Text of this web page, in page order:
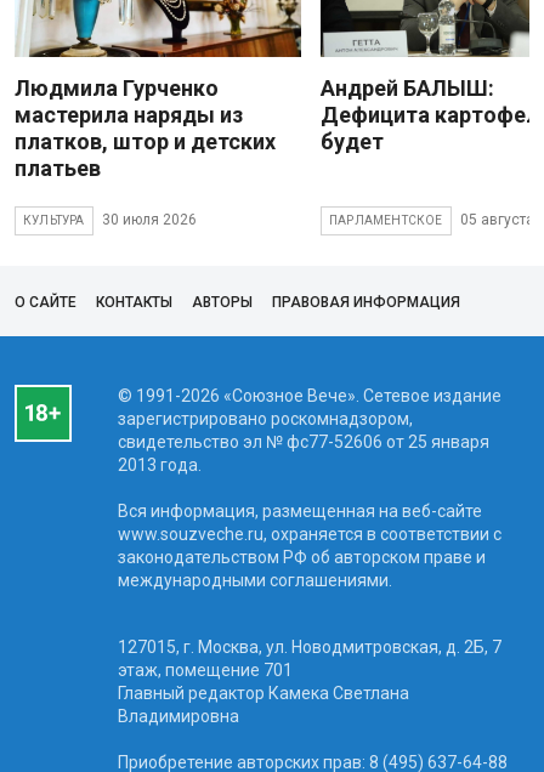
Людмила Гурченко
мастерила наряды из
платков, штор и детских
платьев
КУЛЬТУРА 30 июля 2026
Андрей БАЛЫШ:
Дефицита
будет
ПАРЛАМЕНТСКОЕ 05 августа
О САЙТЕ КОНТАКТЫ АВТОРЫ ПРАВОВАЯ ИНФОРМАЦИЯ
© 1991-2026 «Союзное Вече». Сетевое издание
зарегистрировано роскомнадзором,
свидетельство эл № фc77-52606 от 25 января
2013 года.
Вся информация, размещенная на веб-сайте
www.souzveche.ru, охраняется в соответствии с
законодательством РФ об авторском праве и
международными соглашениями.
127015, г. Москва, ул. Новодмитровская, д. 2Б, 7
этаж, помещение 701
Главный редактор Камека Светлана
Владимировна
Приобретение авторских прав: 8 (495) 637-64-88